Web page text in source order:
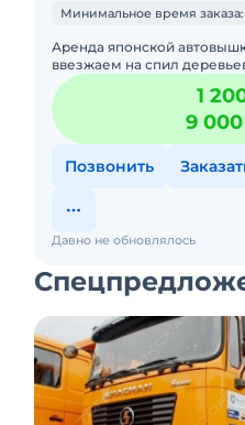
Минимальное время заказа:
Аренда японской
ввезжаем на спил
кондиционеров, монтаж и
спектр услуг. Цена
1
9
Позвонить
Давно не обновлялось